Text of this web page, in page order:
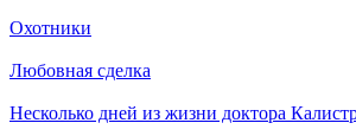
Охотники
Любовная сделка
Несколько дней из жизни доктора